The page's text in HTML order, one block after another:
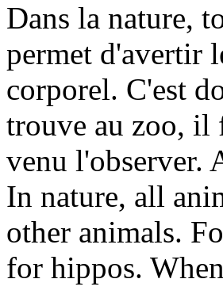
Dans la nature,
permet d'avertir
corporel. C'est
trouve au zoo, il
venu l'observer.
In nature, all
other animals.
for hippos.